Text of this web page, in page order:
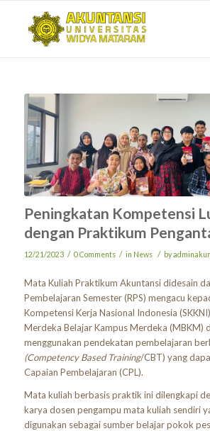
Peningkatan Kompetensi
dengan Praktikum
12/21/2023 / 0 Comments / in News / byadminakun
Mata Kuliah Praktikum Akuntansi didesain
Pembelajaran Semester (RPS) mengacu
Kompetensi Kerja Nasional Indonesia
Merdeka Belajar Kampus Merdeka (MBKM)
menggunakan pendekatan pembelajaran
(Competency Based Training/CBT) yang
Capaian Pembelajaran (CPL).
Mata kuliah berbasis praktik ini dilengkapi
karya dosen pengampu mata kuliah sendiri
digunakan sebagai sumber belajar pokok